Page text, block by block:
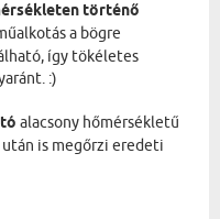
történő
a bögre
így tökéletes
:)
alacsony hőmérsékletű
is megőrzi eredeti